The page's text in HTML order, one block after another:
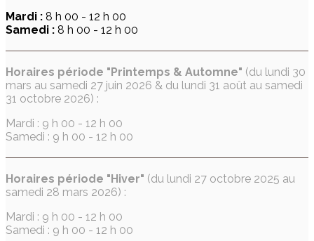
Mardi : 8 h 00 - 12 h 00
Samedi : 8 h 00 - 12 h 00
Horaires période "Printemps & Automne" (du lundi 30
mars au samedi 27 juin 2026 & du lundi 31 août au samedi
31 octobre 2026) :
Mardi : 9 h 00 - 12 h 00
Samedi : 9 h 00 - 12 h 00
Horaires période "Hiver" (du lundi 27 octobre 2025 au
samedi 28 mars 2026) :
Mardi : 9 h 00 - 12 h 00
Samedi : 9 h 00 - 12 h 00